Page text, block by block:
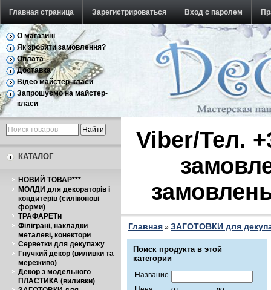
Главная страница Зарегистрироваться Вход с паролем
Обратная связь
О магазині
Як зробити замовлення?
Оплата
Доставка
Відео майстер-класи
Запрошуємо на майстер-
класи
КАТАЛОГ
НОВИЙ ТОВАР***
МОЛДИ для декораторів і
кондитерів (силіконові
форми)
ТРАФАРЕТи
Філіграні, накладки
металеві, конектори
Серветки для декупажу
Гнучкий декор (виливки та
мереживо)
Декор з модельного
ПЛАСТИКА (виливки)
Viber/Тел.
Главная » ЗАГОТОВКИ для
Поиск продукта в этой
категории
Название